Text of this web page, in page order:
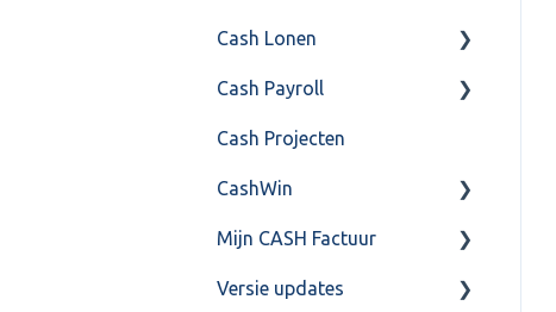
Verkoop
Voorraad
Overig
VoorraadService &
Cash Lonen
Algemeen
Inrichting
Jaarafsluiting
Salarisberekening
Overig
Cash Payroll
Aangifte
Algemeen
Basis Training
Berekening
Cash Projecten
CashWin
Overig
Mijn CASH Factuur
Facturatie Loonportal(
Versie updates